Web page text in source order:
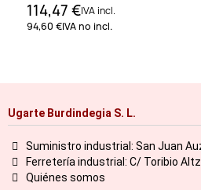
114,47 €IVA incl.
94,60 €IVA no incl.
Ugarte Burdindegia S. L.
Suministro industrial: San Juan
Ferretería industrial: C/ Toribio
Quiénes somos